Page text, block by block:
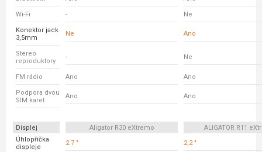
Wi-Fi - Ne
Konektor jack
3,5mm
Ne Ano
Stereo
reproduktory
- Ne
FM rádio Ano Ano
Podpora dvou
SIM karet
Ano Ano
Displej Aligator R30 eXtremo
ALIGATOR R11
Úhlopříčka
displeje
2.7 " 2,2 "